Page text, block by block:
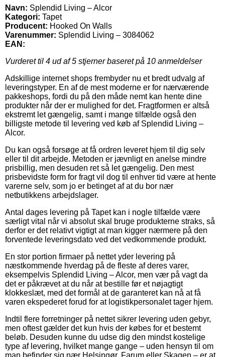
Navn: Splendid Living – Alcor
Kategori: Tapet
Producent: Hooked On Walls
Varenummer: Splendid Living – 3084062
EAN:
Vurderet til 4 ud af 5 stjerner baseret på 10 anmeldelser
Adskillige internet shops frembyder nu et bredt udvalg af
leveringstyper. En af de mest moderne er for nærværende
pakkeshops, fordi du på den måde nemt kan hente dine
produkter når der er mulighed for det. Fragtformen er altså
ekstremt let gængelig, samt i mange tilfælde også den
billigste metode til levering ved køb af Splendid Living –
Alcor.
Du kan også forsøge at få ordren leveret hjem til dig selv
eller til dit arbejde. Metoden er jævnligt en anelse mindre
prisbillig, men desuden ret så let gængelig. Den mest
prisbevidste form for fragt vil dog til enhver tid være at hente
varerne selv, som jo er betinget af at du bor nær
netbutikkens arbejdslager.
Antal dages levering på Tapet kan i nogle tilfælde være
særligt vital når vi absolut skal bruge produkterne straks, så
derfor er det relativt vigtigt at man kigger nærmere på den
forventede leveringsdato ved det vedkommende produkt.
En stor portion firmaer på nettet yder levering på
næstkommende hverdag på de fleste af deres varer,
eksempelvis Splendid Living – Alcor, men vær på vagt da
det er påkrævet at du når at bestille før et nøjagtigt
klokkeslæt, med det formål at de garanteret kan nå at få
varen ekspederet forud for at logistikpersonalet tager hjem.
Indtil flere forretninger på nettet sikrer levering uden gebyr,
men oftest gælder det kun hvis der købes for et bestemt
beløb. Desuden kunne du udse dig den mindst kostelige
type af levering, hvilket mange gange – uden hensyn til om
man befinder sig nær Helsingør, Farum eller Skagen – er at